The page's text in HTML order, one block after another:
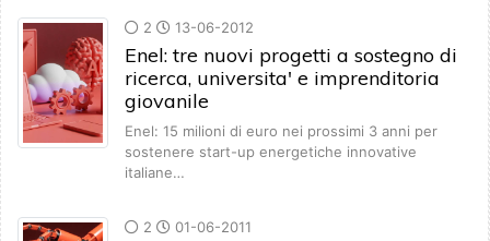
2 13-06-2012
Enel: tre nuovi progetti a sostegno di
ricerca, universita' e imprenditoria
giovanile
Enel: 15 milioni di euro nei prossimi 3 anni per
sostenere start-up energetiche innovative
italiane…
2 01-06-2011